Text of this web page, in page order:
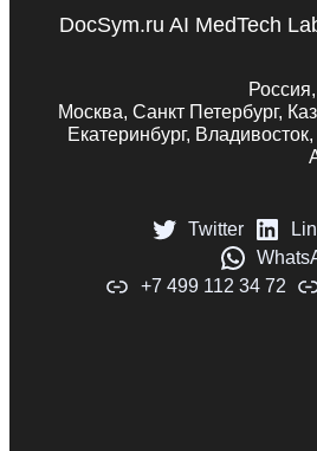
DocSym.ru AI MedTech
Москва, Санкт Петербург,
Екатеринбург,
Twitter
+7 499 112 34 72